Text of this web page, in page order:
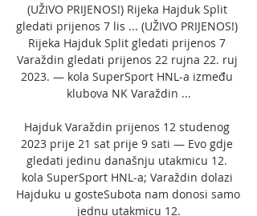
(UŽIVO PRIJENOS!) Rijeka Hajduk Split
gledati prijenos 7 lis ... (UŽIVO PRIJENOS!)
Rijeka Hajduk Split gledati prijenos 7
Varaždin gledati prijenos 22 rujna 22. ruj
2023. — kola SuperSport HNL-a između
klubova NK Varaždin ...
Hajduk Varaždin prijenos 12 studenog
2023 prije 21 sat prije 9 sati — Evo gdje
gledati jedinu današnju utakmicu 12.
kola SuperSport HNL-a; Varaždin dolazi
Hajduku u gosteSubota nam donosi samo
jednu utakmicu 12.